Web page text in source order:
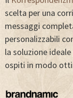
scelta per una
messaggi
personalizzabili
la soluzione
ospiti in modo